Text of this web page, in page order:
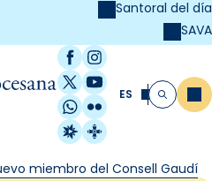
Santoral del día
SAVA
Facebook
Instagram
X / Twitter
YouTube
WhatsApp
Flickr
Radio Estel
Catalunya
ES Buscar
miembro del Consell Gaudí